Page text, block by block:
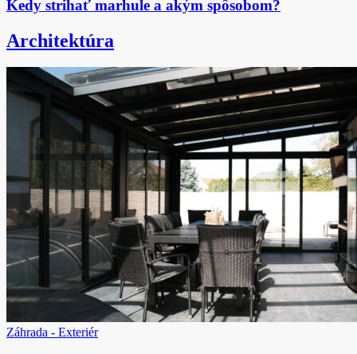
Kedy strihať marhule a akým spôsobom?
Architektúra
Záhrada - Exteriér